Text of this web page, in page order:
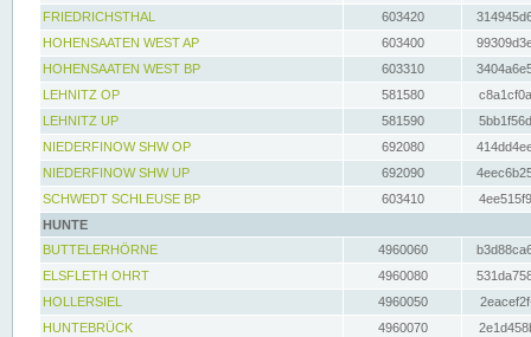
FRIEDRICHSTHAL
603420
HOHENSAATEN WEST AP
603400
HOHENSAATEN WEST BP
603310
LEHNITZ OP
581580
LEHNITZ UP
581590
NIEDERFINOW SHW OP
692080
NIEDERFINOW SHW UP
692090
SCHWEDT SCHLEUSE BP
603410
HUNTE
BUTTELERHÖRNE
4960060
ELSFLETH OHRT
4960080
HOLLERSIEL
4960050
HUNTEBRÜCK
4960070